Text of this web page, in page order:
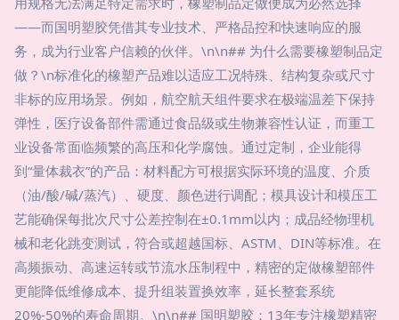
——而国明塑胶凭借其专业技术、严格品控和快速响应的服
务，成为行业客户信赖的伙伴。\n\n## 为什么需要橡塑制品定
做？\n标准化的橡塑产品难以适应工况特殊、结构复杂或尺寸
非标的应用场景。例如，航空航天组件要求在极端温差下保持
弹性，医疗设备部件需通过食品级或生物兼容性认证，而重工
业设备常面临频繁的高压和化学腐蚀。通过定制，企业能得
到“量体裁衣”的产品：材料配方可根据实际环境的温度、介质
（油/酸/碱/蒸汽）、硬度、颜色进行调配；模具设计和模压工
艺能确保每批次尺寸公差控制在±0.1mm以内；成品经物理机
械和老化跳变测试，符合或超越国标、ASTM、DIN等标准。在
高频振动、高速运转或节流水压制程中，精密的定做橡塑部件
更能降低维修成本、提升组装置换效率，延长整套系统
20%-50%的寿命周期。\n\n## 国明塑胶：13年专注橡塑精密